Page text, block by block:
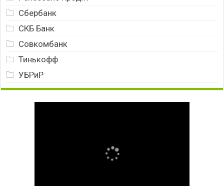
Сбербанк
СКБ Банк
Совкомбанк
Тинькофф
УБРиР